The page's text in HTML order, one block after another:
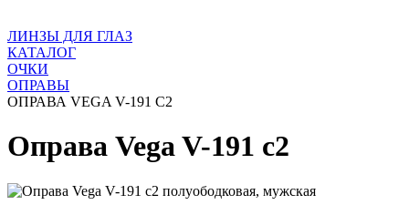
ЛИНЗЫ ДЛЯ ГЛАЗ
КАТАЛОГ
ОЧКИ
ОПРАВЫ
ОПРАВА VEGA V-191 C2
Оправа Vega V-191 c2